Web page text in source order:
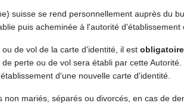
suisse se rend personnellement auprès du
puis acheminée à l'autorité d'établissement
ou de vol de la carte d'identité, il est obligatoire
de perte ou de vol sera établi par cette
d'une nouvelle carte d'identité.
non mariés, séparés ou divorcés, en cas de